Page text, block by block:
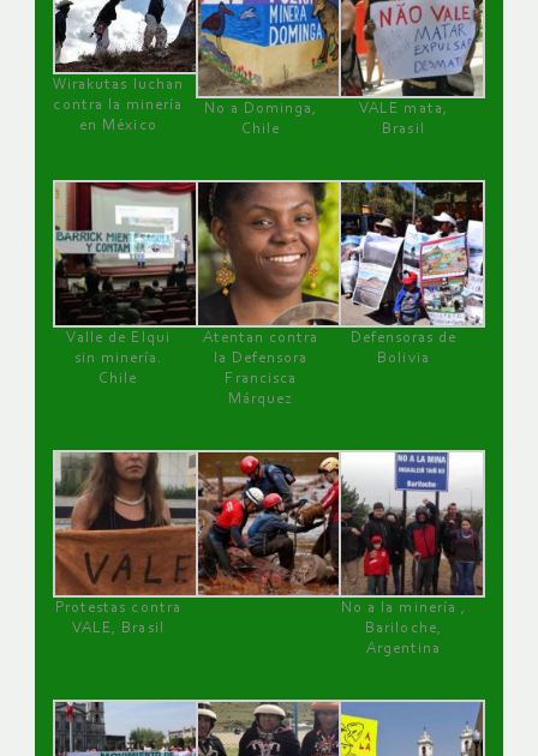
Wirakutas luchan
contra la minería
en México
No a Dominga,
Chile
VALE mata,
Brasil
Valle de Elqui
sin minería.
Chile
Atentan contra
la Defensora
Francisca
Márquez
Defensoras de
Bolivia
Protestas contra
VALE, Brasil
No a la minería ,
Bariloche,
Argentina